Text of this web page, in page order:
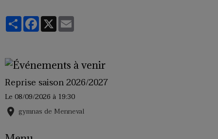
PartagerFacebook
X
Reprise saison 2026/2027
Le 08/09/2026 à 19:30
gymnas de Menneval